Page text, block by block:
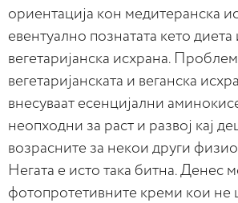
ориентација кон медитеранска
евентуално познатата кето диета
вегетаријанска исхрана.
вегетаријанската и веганска
внесуваат есенцијални
неопходни за раст и развој кај
возрасните за некои други
Негата е исто така битна. Денес
фотопротетивните креми кои не